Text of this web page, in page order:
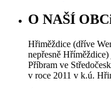
O NAŠÍ
Hřiměždice (dříve
nepřesně
Příbram ve
v roce 2011 v k.ú.